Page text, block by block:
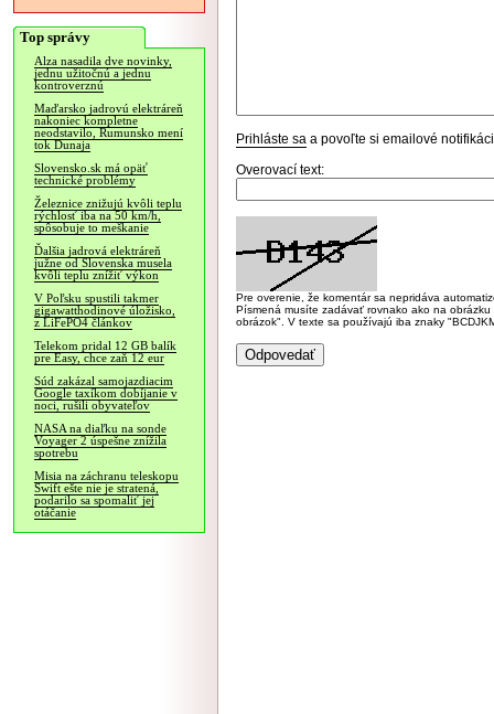
Top správy
Alza nasadila dve novinky,
jednu užitočnú a jednu
kontroverznú
Maďarsko jadrovú elektráreň
nakoniec kompletne
neodstavilo, Rumunsko mení
tok Dunaja
Slovensko.sk má opäť
technické problémy
Železnice znižujú kvôli teplu
rýchlosť iba na 50 km/h,
spôsobuje to meškanie
Ďalšia jadrová elektráreň
južne od Slovenska musela
kvôli teplu znížiť výkon
V Poľsku spustili takmer
gigawatthodinové úložisko,
z LiFePO4 článkov
Telekom pridal 12 GB balík
pre Easy, chce zaň 12 eur
Súd zakázal samojazdiacim
Google taxíkom dobíjanie v
noci, rušili obyvateľov
NASA na diaľku na sonde
Voyager 2 úspešne znížila
spotrebu
Misia na záchranu teleskopu
Swift ešte nie je stratená,
podarilo sa spomaliť jej
otáčanie
Prihláste sa a povoľte si emailové
Overovací text:
Pre overenie, že komentár sa nepridáva
Písmená musíte zadávať rovnako ako na
obrázok". V texte sa používajú iba znaky